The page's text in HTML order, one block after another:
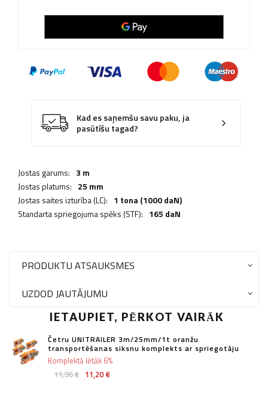
Kad es saņemšu savu paku, ja
pasūtīšu tagad?
Jostas garums: 3 m
Jostas platums: 25 mm
Jostas saites izturība (LC): 1 tona (1000 daN)
Standarta spriegojuma spēks (STF): 165 daN
PRODUKTU ATSAUKSMES
UZDOD JAUTĀJUMU
IETAUPIET, PĒRKOT VAIRĀK
Četru UNITRAILER 3m/25mm/1t oranžu
transportēšanas siksnu komplekts ar spriegotāju
11,96 € 11,20 €
Komplektā lētāk 6%